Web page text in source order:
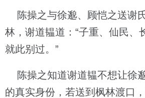
陈操之与徐邈、顾恺之送谢
林，谢道韫道：“子重、仙民、
就此别过。”
陈操之知道谢道韫不想让徐
的真实身份，若送到枫林渡口